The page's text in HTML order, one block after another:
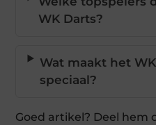
WK Darts?
Wat maakt het
speciaal?
Goed artikel? Deel hem